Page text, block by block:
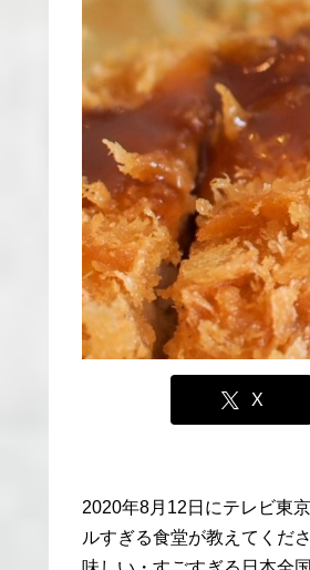
X
2020年8月12日にテレビ東
ルすぎる食堂が教えてくだ